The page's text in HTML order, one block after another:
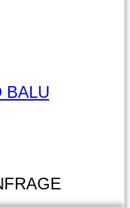
BALU